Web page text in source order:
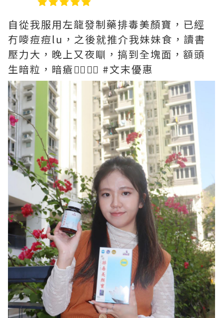
自從我服用左龍發制藥排毒美顏寶，已經
冇嘜痘痘lu，之後就推介我妹妹食，讀書
壓力大，晚上又夜瞓，搞到全塊面，額頭
生暗粒，暗瘡😮‍💨😮‍💨 #文末優惠